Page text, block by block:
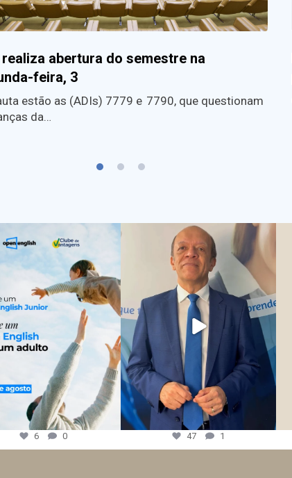
realiza abertura do semestre na
feira, 3
estão as (ADIs) 7779 e 7790, que questionam
da…
6 0 47 1